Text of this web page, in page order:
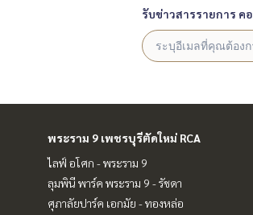
รับข่าวสารรายการ ค
พระราม 9 เพชรบุรีตัดใหม่ RCA
ไลฟ์ อโศก - พระราม 9
ลุมพินี พาร์ค พระราม 9 - รัชดา
ศุภาลัยปาร์ค เอกมัย - ทองหล่อ